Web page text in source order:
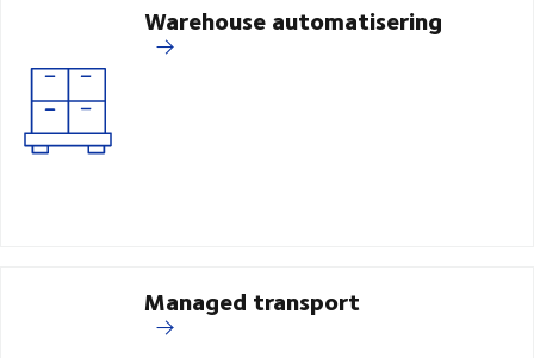
Warehouse automatisering
Managed transport